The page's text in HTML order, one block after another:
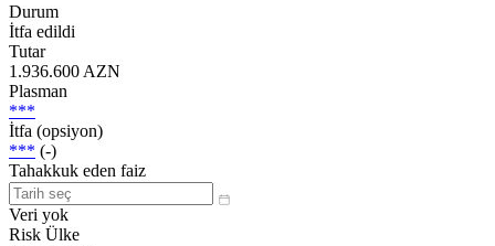
Durum
İtfa edildi
Tutar
1.936.600 AZN
Plasman
***
İtfa (opsiyon)
*** (-)
Tahakkuk eden faiz
Veri yok
Risk Ülke